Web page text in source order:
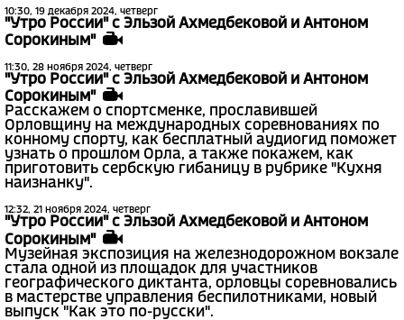
10:30, 19 декабря 2024, четверг
"Утро России" с Эльзой Ахмедбековой и Антоном
Сорокиным"
11:30, 28 ноября 2024, четверг
"Утро России" с Эльзой Ахмедбековой и Антоном
Сорокиным"
Расскажем о спортсменке, прославившей
Орловщину на международных соревнованиях по
конному спорту, как бесплатный аудиогид поможет
узнать о прошлом Орла, а также покажем, как
приготовить сербскую гибаницу в рубрике "Кухня
наизнанку".
12:32, 21 ноября 2024, четверг
"Утро России" с Эльзой Ахмедбековой и Антоном
Сорокиным"
Музейная экспозиция на железнодорожном вокзале
стала одной из площадок для участников
географического диктанта, орловцы соревновались
в мастерстве управления беспилотниками, новый
выпуск "Как это по-русски".